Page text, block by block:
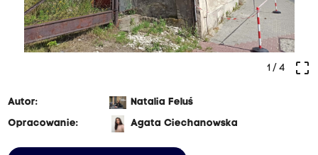
crop_free
1/ 4
Autor:
Natalia Feluś
Opracowanie:
Agata Ciechanowska